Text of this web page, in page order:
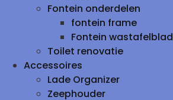
Fontein onderdelen
fontein frame
Fontein wastafelblad
Toilet renovatie
Accessoires
Lade Organizer
Zeephouder